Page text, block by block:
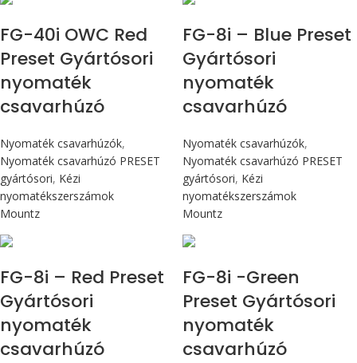
FG-40i OWC Red
Preset Gyártósori
nyomaték
csavarhúzó
Nyomaték csavarhúzók,
Nyomaték csavarhúzó PRESET
gyártósori, Kézi
nyomatékszerszámok
Mountz
FG-8i – Blue Preset
Gyártósori
nyomaték
csavarhúzó
Nyomaték csavarhúzók,
Nyomaték csavarhúzó PRESET
gyártósori, Kézi
nyomatékszerszámok
Mountz
FG-8i – Red Preset
Gyártósori
nyomaték
csavarhúzó
FG-8i -Green
Preset Gyártósori
nyomaték
csavarhúzó